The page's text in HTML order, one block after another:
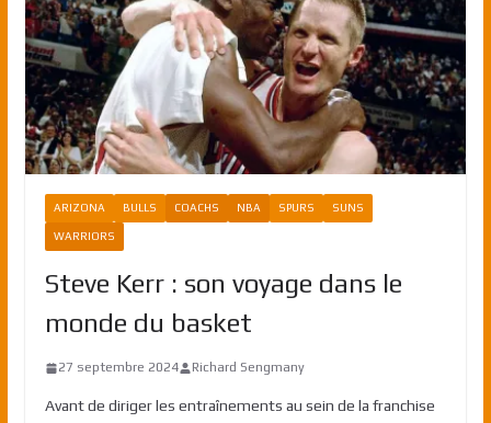
ARIZONA BULLS COACHS NBA SPURS SUNS
WARRIORS
Steve Kerr : son voyage dans le
monde du basket
27 septembre 2024 Richard Sengmany
Avant de diriger les entraînements au sein de la franchise